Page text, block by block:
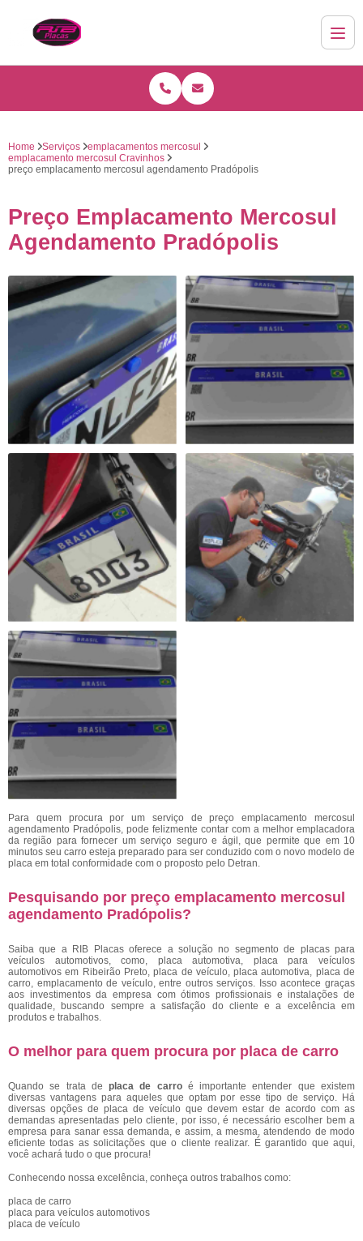
Home Serviços
emplacamentos mercosul
emplacamento mercosul Cravinhos
preço emplacamento mercosul agendamento Pradópolis
Preço Emplacamento Mercosul
Agendamento Pradópolis
Para quem procura por um serviço de preço emplacamento mercosul
agendamento Pradópolis, pode felizmente contar com a melhor emplacadora
da região para fornecer um serviço seguro e ágil, que permite que em 10
minutos seu carro esteja preparado para ser conduzido com o novo modelo de
placa em total conformidade com o proposto pelo Detran.
Pesquisando por preço emplacamento mercosul
agendamento Pradópolis?
Saiba que a RIB Placas oferece a solução no segmento de placas para
veículos automotivos, como, placa automotiva, placa para veículos
automotivos em Ribeirão Preto, placa de veículo, placa automotiva, placa de
carro, emplacamento de veículo, entre outros serviços. Isso acontece graças
aos investimentos da empresa com ótimos profissionais e instalações de
qualidade, buscando sempre a satisfação do cliente e a excelência em
produtos e trabalhos.
O melhor para quem procura por placa de carro
Quando se trata deplaca de carroé importante entender que existem
diversas vantagens para aqueles que optam por esse tipo de serviço. Há
diversas opções de placa de veículo que devem estar de acordo com as
demandas apresentadas pelo cliente, por isso, é necessário escolher bem a
empresa para sanar essa demanda, e assim, a mesma, atendendo de modo
eficiente todas as solicitações que o cliente realizar. É garantido que aqui,
você achará tudo o que procura!
Conhecendo nossa excelência, conheça outros trabalhos como:
placa de carro
placa para veículos automotivos
placa de veículo